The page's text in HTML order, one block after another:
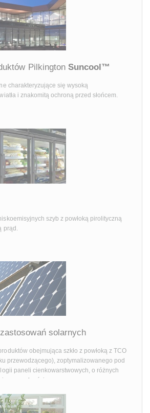
PilkingtonSuncool™
charakteryzujące się wysoką
i znakomitą ochroną przed słońcem.
szyb z powłoką pirolityczną
prąd.
solarnych
obejmująca szkło z powłoką z TCO
przewodzącego), zoptymalizowanego pod
paneli cienkowarstwowych, o różnych
i przewodności.